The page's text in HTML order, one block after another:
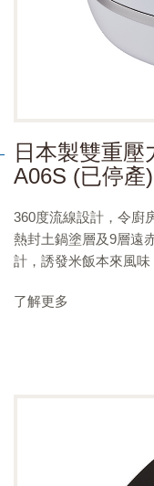
日本製雙重
A06S (已停產)
360度流線設計，令廚
熱封土鍋塗層及9層遠
計，誘發米飯本來風味
了解更多